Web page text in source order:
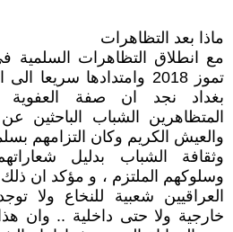
ماذا بعد التظاهرات
مع انطلاق التظاهرات السلمية
تموز 2018 وامتدادها
بغداد نجد ان صفة
المتظاهرين الشباب الباحثين
والعيش الكريم وكان التزامهم
وثقافة الشباب بدليل
وسلوكهم الملتزم ، و مؤكد ان
العراقيين شعبية للنخاع ولا
خارجية ولا حتى داخلية .. وان